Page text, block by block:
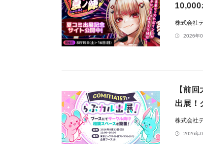
10,000
株式会社
2026年
【前
出展！
株式会社
2026年